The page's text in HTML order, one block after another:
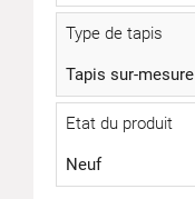
Type de tapis
Tapis sur-mesure
Etat du produit
Neuf